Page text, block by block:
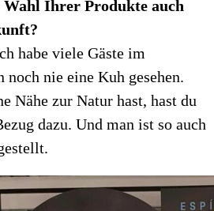
Wahl Ihrer Produkte auch
habe viele Gäste im
noch nie eine Kuh gesehen.
Nähe zur Natur hast, hast du
dazu. Und man ist so auch